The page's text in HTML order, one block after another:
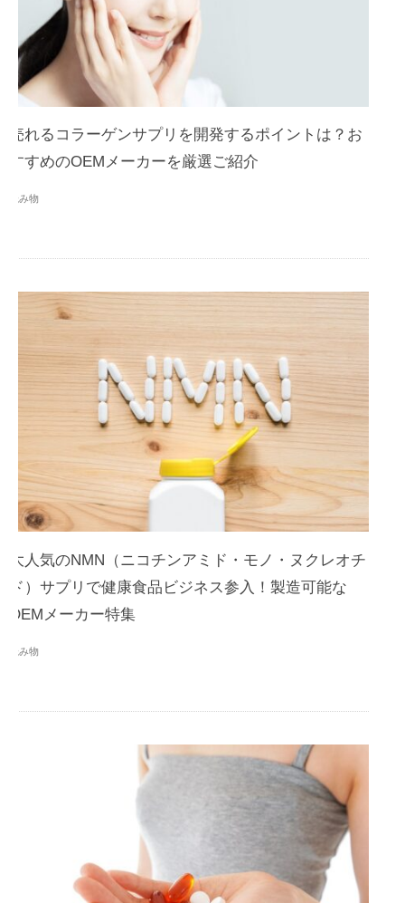
売れるコラーゲンサプリを開発するポイントは？お
すすめのOEMメーカーを厳選ご紹介
読み物
大人気のNMN（ニコチンアミド・モノ・ヌクレオチ
ド）サプリで健康食品ビジネス参入！製造可能な
OEMメーカー特集
読み物